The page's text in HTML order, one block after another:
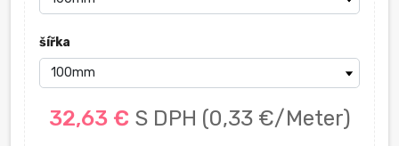
šířka
32,63 € S DPH (0,33 €/Meter)